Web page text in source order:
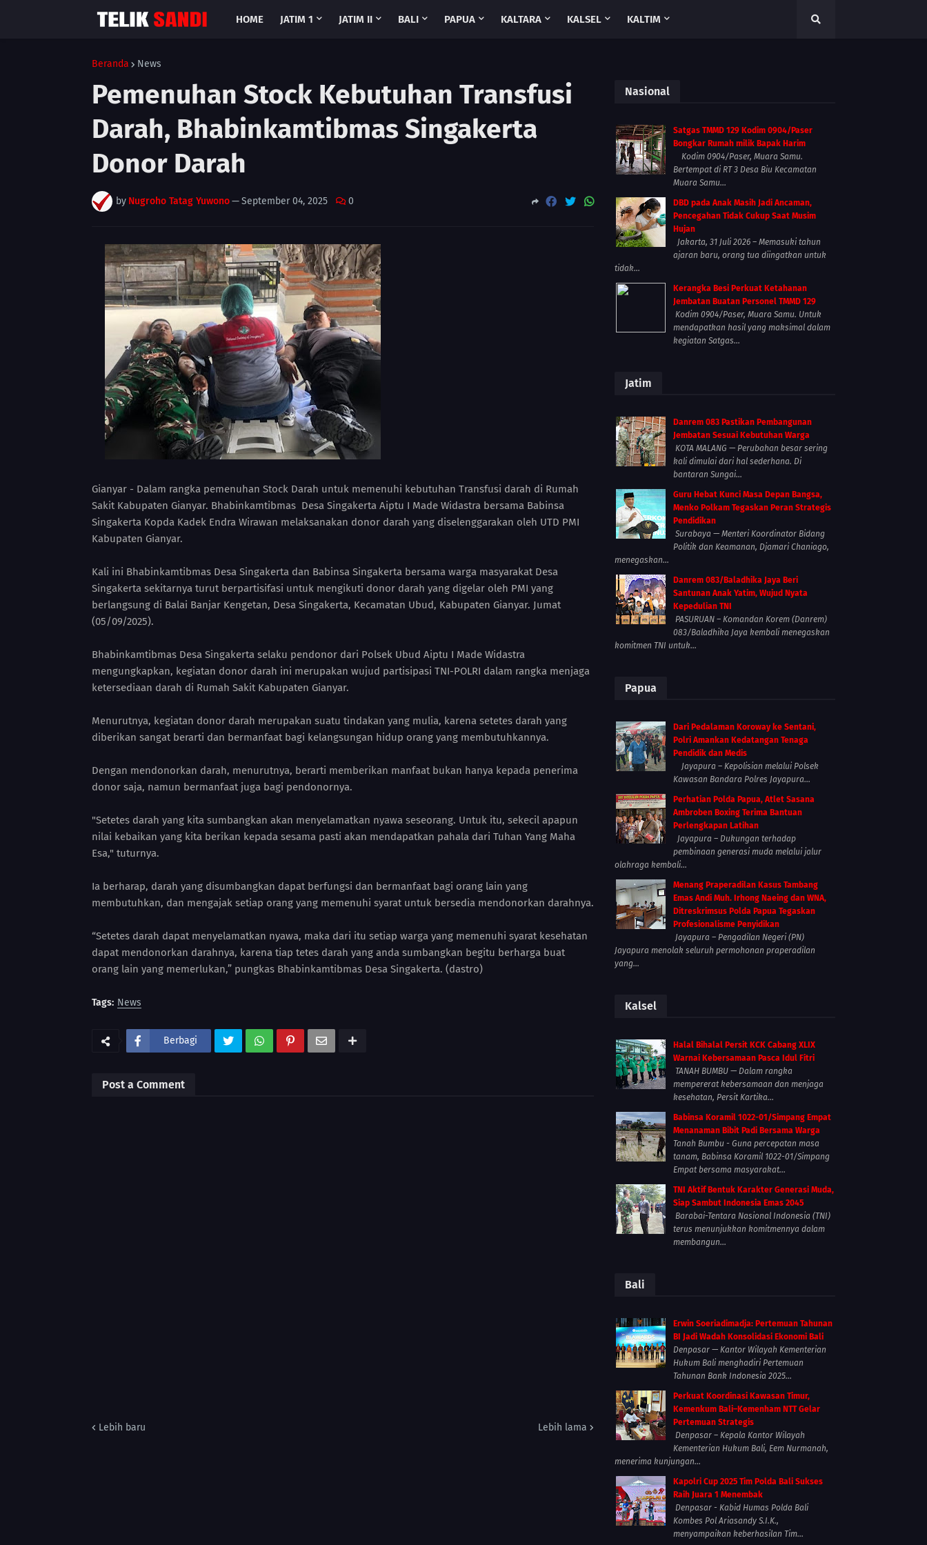
HOME JATIM 1 JATIM II BALI PAPUA KALTARA KALSEL KALTIM
Beranda News
Pemenuhan Stock Kebutuhan Transfusi
Darah, Bhabinkamtibmas Singakerta
Donor Darah
by Nugroho Tatag Yuwono—September 04, 2025 0
Gianyar - Dalam rangka pemenuhan Stock Darah untuk memenuhi kebutuhan Transfusi darah di Rumah
Sakit Kabupaten Gianyar. Bhabinkamtibmas Desa Singakerta Aiptu I Made Widastra bersama Babinsa
Singakerta Kopda Kadek Endra Wirawan melaksanakan donor darah yang diselenggarakan oleh UTD PMI
Kabupaten Gianyar.
Kali ini Bhabinkamtibmas Desa Singakerta dan Babinsa Singakerta bersama warga masyarakat Desa
Singakerta sekitarnya turut berpartisifasi untuk mengikuti donor darah yang digelar oleh PMI yang
berlangsung di Balai Banjar Kengetan, Desa Singakerta, Kecamatan Ubud, Kabupaten Gianyar. Jumat
(05/09/2025).
Bhabinkamtibmas Desa Singakerta selaku pendonor dari Polsek Ubud Aiptu I Made Widastra
mengungkapkan, kegiatan donor darah ini merupakan wujud partisipasi TNI-POLRI dalam rangka menjaga
ketersediaan darah di Rumah Sakit Kabupaten Gianyar.
Menurutnya, kegiatan donor darah merupakan suatu tindakan yang mulia, karena setetes darah yang
diberikan sangat berarti dan bermanfaat bagi kelangsungan hidup orang yang membutuhkannya.
Dengan mendonorkan darah, menurutnya, berarti memberikan manfaat bukan hanya kepada penerima
donor saja, namun bermanfaat juga bagi pendonornya.
"Setetes darah yang kita sumbangkan akan menyelamatkan nyawa seseorang. Untuk itu, sekecil apapun
nilai kebaikan yang kita berikan kepada sesama pasti akan mendapatkan pahala dari Tuhan Yang Maha
Esa," tuturnya.
Ia berharap, darah yang disumbangkan dapat berfungsi dan bermanfaat bagi orang lain yang
membutuhkan, dan mengajak setiap orang yang memenuhi syarat untuk bersedia mendonorkan darahnya.
“Setetes darah dapat menyelamatkan nyawa, maka dari itu setiap warga yang memenuhi syarat kesehatan
dapat mendonorkan darahnya, karena tiap tetes darah yang anda sumbangkan begitu berharga buat
orang lain yang memerlukan,” pungkas Bhabinkamtibmas Desa Singakerta. (dastro)
Tags: News
Berbagi
Post a Comment
Lebih baru Lebih lama
Nasional
Satgas TMMD 129 Kodim 0904/Paser
Bongkar Rumah milik Bapak Harim
Kodim 0904/Paser, Muara Samu.
Bertempat di RT 3 Desa Biu Kecamatan
Muara Samu...
DBD pada Anak Masih Jadi Ancaman,
Pencegahan Tidak Cukup Saat Musim
Hujan
Jakarta, 31 Juli 2026 – Memasuki tahun
ajaran baru, orang tua diingatkan untuk
tidak...
Kerangka Besi Perkuat Ketahanan
Jembatan Buatan Personel TMMD 129
Kodim 0904/Paser, Muara Samu. Untuk
mendapatkan hasil yang maksimal dalam
kegiatan Satgas...
Jatim
Danrem 083 Pastikan Pembangunan
Jembatan Sesuai Kebutuhan Warga
KOTA MALANG — Perubahan besar sering
kali dimulai dari hal sederhana. Di
bantaran Sungai...
Guru Hebat Kunci Masa Depan Bangsa,
Menko Polkam Tegaskan Peran Strategis
Pendidikan
Surabaya — Menteri Koordinator Bidang
Politik dan Keamanan, Djamari Chaniago,
menegaskan...
Danrem 083/Baladhika Jaya Beri
Santunan Anak Yatim, Wujud Nyata
Kepedulian TNI
PASURUAN – Komandan Korem (Danrem)
083/Baladhika Jaya kembali menegaskan
komitmen TNI untuk...
Papua
Dari Pedalaman Koroway ke Sentani,
Polri Amankan Kedatangan Tenaga
Pendidik dan Medis
Jayapura – Kepolisian melalui Polsek
Kawasan Bandara Polres Jayapura...
Perhatian Polda Papua, Atlet Sasana
Ambroben Boxing Terima Bantuan
Perlengkapan Latihan
Jayapura – Dukungan terhadap
pembinaan generasi muda melalui jalur
olahraga kembali...
Menang Praperadilan Kasus Tambang
Emas Andi Muh. Irhong Naeing dan WNA,
Ditreskrimsus Polda Papua Tegaskan
Profesionalisme Penyidikan
Jayapura – Pengadilan Negeri (PN)
Jayapura menolak seluruh permohonan praperadilan
yang...
Kalsel
Halal Bihalal Persit KCK Cabang XLIX
Warnai Kebersamaan Pasca Idul Fitri
TANAH BUMBU — Dalam rangka
mempererat kebersamaan dan menjaga
kesehatan, Persit Kartika...
Babinsa Koramil 1022-01/Simpang Empat
Menanaman Bibit Padi Bersama Warga
Tanah Bumbu - Guna percepatan masa
tanam, Babinsa Koramil 1022-01/Simpang
Empat bersama masyarakat...
TNI Aktif Bentuk Karakter Generasi Muda,
Siap Sambut Indonesia Emas 2045
Barabai-Tentara Nasional Indonesia (TNI)
terus menunjukkan komitmennya dalam
membangun...
Bali
Erwin Soeriadimadja: Pertemuan Tahunan
BI Jadi Wadah Konsolidasi Ekonomi Bali
Denpasar — Kantor Wilayah Kementerian
Hukum Bali menghadiri Pertemuan
Tahunan Bank Indonesia 2025...
Perkuat Koordinasi Kawasan Timur,
Kemenkum Bali–Kemenham NTT Gelar
Pertemuan Strategis
Denpasar – Kepala Kantor Wilayah
Kementerian Hukum Bali, Eem Nurmanah,
menerima kunjungan...
Kapolri Cup 2025 Tim Polda Bali Sukses
Raih Juara 1 Menembak
Denpasar - Kabid Humas Polda Bali
Kombes Pol Ariasandy S.I.K.,
menyampaikan keberhasilan Tim...